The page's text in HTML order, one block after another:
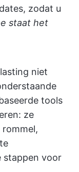
zodat u
staat het
niet
tools
ze
stappen voor